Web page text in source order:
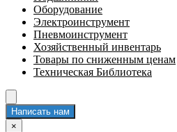
Оборудование
Электроинструмент
Пневмоинструмент
Хозяйственный инвентарь
Товары по сниженным ценам
Техническая Библиотека
Написать нам
×